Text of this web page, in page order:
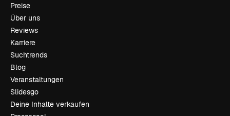
Preise
Über uns
Reviews
Karriere
Suchtrends
Blog
Veranstaltungen
Slidesgo
Deine Inhalte verkaufen